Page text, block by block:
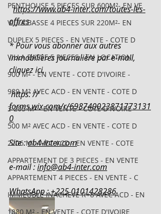
PENTHOUSE 5 PIECES SUR 600M²- EN VE
VILLA BASSE 4 PIECES SUR 220M²- EN
DUPLEX 5 PIECES - EN VENTE - COTE D
VILLA BASSE 5 PIECES - EN LOCATION
900 M² - EN VENTE - COTE D'IVOIRE -
989 M² AVEC ACD - EN VENTE - COTE D
3 205 M² - EN VENTE - COTE D'IVOIRE
500 M² AVEC ACD - EN VENTE - COTE D
2206 M² AVEC ACD - EN VENTE - COTE
APPARTEMENT DE 3 PIECES - EN VENTE
APPARTEMENT 4 PIECES - EN VENTE - C
IMMEUBLE INACHEVÉ R+8 AVEC ACD - EN
1880 M² - EN VENTE - COTE D'IVOIRE
https://www.ab4-inter.com/toutes-les-
offres
* Pour vous abonner aux autres
immobilières journalière par e-mail,
cliquez ici.
https: //
forms.wix.com/r/698740023871773131
0
Site : ab4-inter.com
e-mail : info@ab4-inter.com
WhatsApp : +225 0101428286